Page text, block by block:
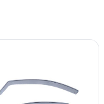
€73,81.€53,39.